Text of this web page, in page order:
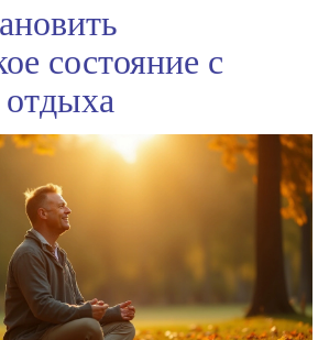
состояние с